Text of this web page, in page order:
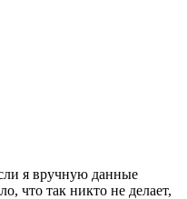
я вручную данные
что так никто не делает,